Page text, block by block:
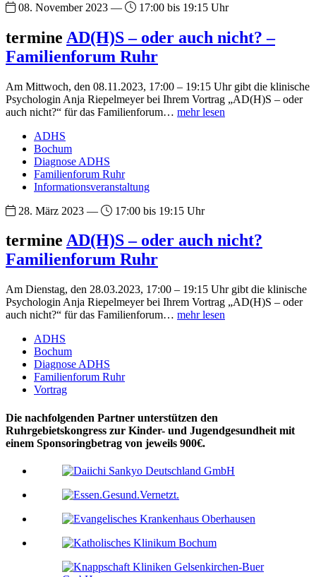
08. November 2023 — 17:00 bis 19:15 Uhr
termine AD(H)S – oder auch nicht? –
Familienforum Ruhr
Am Mittwoch, den 08.11.2023, 17:00 – 19:15 Uhr gibt die klinische
Psychologin Anja Riepelmeyer bei Ihrem Vortrag „AD(H)S – oder
auch nicht?“ für das Familienforum… mehr lesen
ADHS
Bochum
Diagnose ADHS
Familienforum Ruhr
Informationsveranstaltung
28. März 2023 —
17:00 bis 19:15 Uhr
termine AD(H)S – oder auch nicht?
Familienforum Ruhr
Am Dienstag, den 28.03.2023, 17:00 – 19:15 Uhr gibt die klinische
Psychologin Anja Riepelmeyer bei Ihrem Vortrag „AD(H)S – oder
auch nicht?“ für das Familienforum… mehr lesen
ADHS
Bochum
Diagnose ADHS
Familienforum Ruhr
Vortrag
Die nachfolgenden Partner unterstützen den
Ruhrgebietskongress zur Kinder- und Jugendgesundheit mit
einem Sponsoringbetrag von jeweils 900€.